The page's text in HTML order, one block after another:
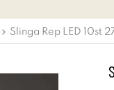
Slinga Rep LED 10st